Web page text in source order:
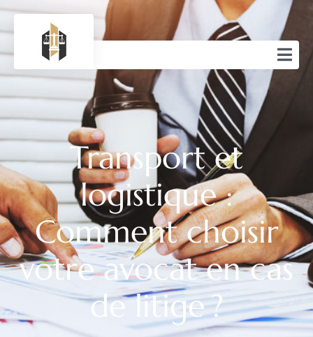
Transport et
logistique :
Comment choisir
votre avocat en cas
de litige ?